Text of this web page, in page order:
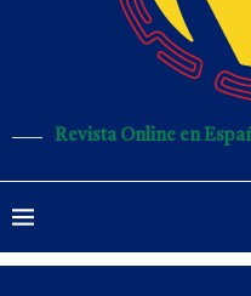
Revista Online en